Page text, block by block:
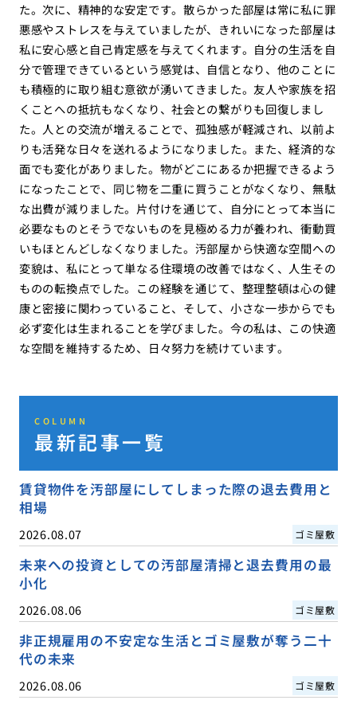
た。次に、精神的な安定です。散らかった部屋は常に私に罪
悪感やストレスを与えていましたが、きれいになった部屋は
私に安心感と自己肯定感を与えてくれます。自分の生活を自
分で管理できているという感覚は、自信となり、他のことに
も積極的に取り組む意欲が湧いてきました。友人や家族を招
くことへの抵抗もなくなり、社会との繋がりも回復しまし
た。人との交流が増えることで、孤独感が軽減され、以前よ
りも活発な日々を送れるようになりました。また、経済的な
面でも変化がありました。物がどこにあるか把握できるよう
になったことで、同じ物を二重に買うことがなくなり、無駄
な出費が減りました。片付けを通じて、自分にとって本当に
必要なものとそうでないものを見極める力が養われ、衝動買
いもほとんどしなくなりました。汚部屋から快適な空間への
変貌は、私にとって単なる住環境の改善ではなく、人生その
ものの転換点でした。この経験を通じて、整理整頓は心の健
康と密接に関わっていること、そして、小さな一歩からでも
必ず変化は生まれることを学びました。今の私は、この快適
な空間を維持するため、日々努力を続けています。
COLUMN
最新記事一覧
賃貸物件を汚部屋にしてしまった際の退去費用と
相場
2026.08.07 ゴミ屋敷
未来への投資としての汚部屋清掃と退去費用の最
小化
2026.08.06 ゴミ屋敷
非正規雇用の不安定な生活とゴミ屋敷が奪う二十
代の未来
2026.08.06 ゴミ屋敷